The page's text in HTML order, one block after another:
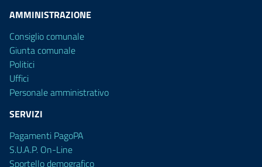
AMMINISTRAZIONE
Consiglio comunale
Giunta comunale
Politici
Uffici
Personale amministrativo
SERVIZI
Pagamenti PagoPA
S.U.A.P. On-Line
Sportello demografico